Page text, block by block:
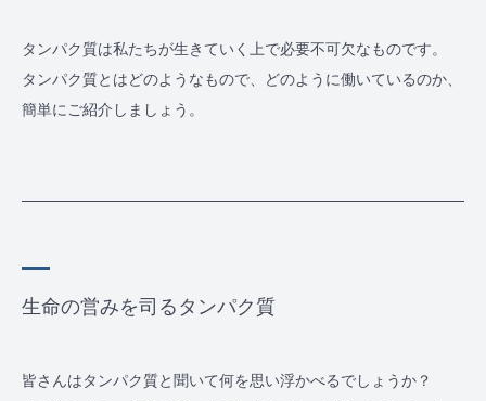
タンパク質は私たちが生きていく上で必要不可欠なものです。
タンパク質とはどのようなもので、どのように働いているのか、
簡単にご紹介しましょう。
生命の営みを司るタンパク質
皆さんはタンパク質と聞いて何を思い浮かべるでしょうか？